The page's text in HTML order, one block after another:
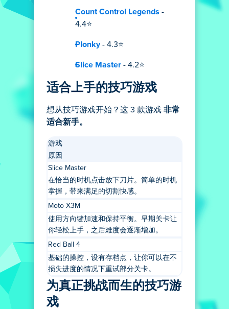
Count Control Legends -
4.4⭐
Plonky- 4.3⭐
Slice Master - 4.2⭐
适合上手的技巧游戏
想从技巧游戏开始？这 3 款游戏 非常
适合新手。
游戏
原因
Slice Master
在恰当的时机点击放下刀片。简单的时机
掌握，带来满足的切割快感。
Moto X3M
使用方向键加速和保持平衡。早期关卡让
你轻松上手，之后难度会逐渐增加。
Red Ball 4
基础的操控，设有存档点，让你可以在不
损失进度的情况下重试部分关卡。
为真正挑战而生的技巧游
戏